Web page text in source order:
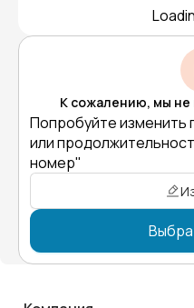
К сожалению, мы не
Попробуйте изменить
или
номер"